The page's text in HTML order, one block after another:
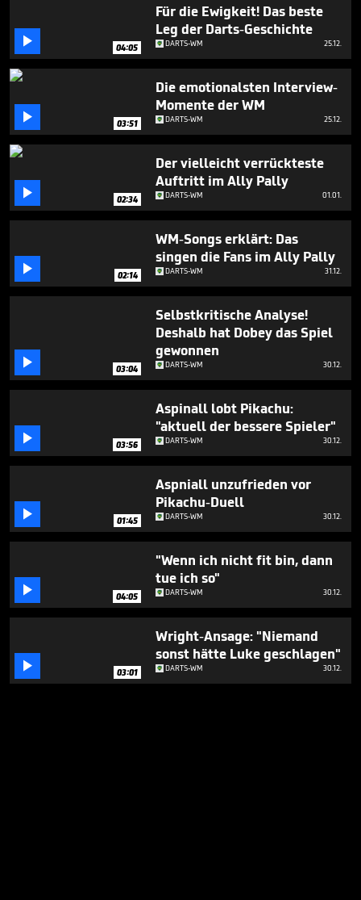
seconds
 04:05
Für die Ewigkeit! Das beste
Leg der Darts-Geschichte
DARTS-WM 25.12.
 03:51
Die emotionalsten Interview-
Momente der WM
DARTS-WM 25.12.
 02:34
Der vielleicht verrückteste
Auftritt im Ally Pally
DARTS-WM 01.01.
 02:14
WM-Songs erklärt: Das
singen die Fans im Ally Pally
DARTS-WM 31.12.
 03:04
Selbstkritische Analyse!
Deshalb hat Dobey das Spiel
gewonnen
DARTS-WM 30.12.
 03:56
Aspinall lobt Pikachu:
"aktuell der bessere Spieler"
DARTS-WM 30.12.
 01:45
Aspniall unzufrieden vor
Pikachu-Duell
DARTS-WM 30.12.
 04:05
"Wenn ich nicht fit bin, dann
tue ich so"
DARTS-WM 30.12.
 03:01
Wright-Ansage: "Niemand
sonst hätte Luke geschlagen"
DARTS-WM 30.12.